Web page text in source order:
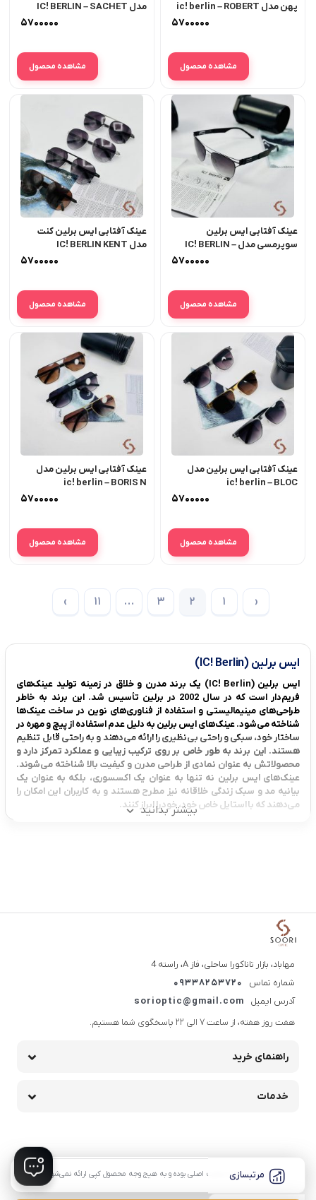
مرتبسازی
پهن مدل ic! berlin – ROBERT
۵۷۰۰۰۰۰
مشاهده محصول
مدل IC! BERLIN – SACHET
۵۷۰۰۰۰۰
مشاهده محصول
عینک آفتابی ایس برلین
سوپرمسی مدل IC! BERLIN –
۵۷۰۰۰۰۰
مشاهده محصول
عینک آفتابی ایس برلین کنت
مدل IC! BERLIN KENT
۵۷۰۰۰۰۰
مشاهده محصول
عینک آفتابی ایس برلین مدل
ic! berlin – BLOC
۵۷۰۰۰۰۰
مشاهده محصول
عینک آفتابی ایس برلین مدل
ic! berlin – BORIS N
۵۷۰۰۰۰۰
مشاهده محصول
‹
1
2
3
…
11
›
ایس برلین (IC! Berlin)
ایس برلین (IC! Berlin) یک برند مدرن و خلاق در زمینه تولید عینک‌های
فریم‌دار است که در سال 2002 در برلین تأسیس شد. این برند به خاطر
طراحی‌های مینیمالیستی و استفاده از فناوری‌های نوین در ساخت عینک‌ها
شناخته می‌شود. عینک‌های ایس برلین به دلیل عدم استفاده از پیچ و مهره در
ساختار خود، سبکی و راحتی بی‌نظیری را ارائه می‌دهند و به راحتی قابل تنظیم
هستند. این برند به طور خاص بر روی ترکیب زیبایی و عملکرد تمرکز دارد و
محصولاتش به عنوان نمادی از طراحی مدرن و کیفیت بالا شناخته می‌شوند.
عینک‌های ایس برلین نه تنها به عنوان یک اکسسوری، بلکه به عنوان یک
بیانیه مد و سبک زندگی خلاقانه نیز مطرح هستند و به کاربران این امکان را
می‌دهند که با استایل خاص خود، خود را ابراز کنند.
بیشتر بدانید
مهاباد، بازار تاناکورا ساحلی، فاز A، راسته 4
شماره تماس
09338253720
آدرس ایمیل
sorioptic@gmail.com
هفت روز هفته، از ساعت 7 الی 22 پاسخگوی شما هستیم.
راهنمای خرید
خدمات
کلیه محصولات سایت اصلی بوده و به هیج وجه محصول کپی ارائه نمی‌شود.